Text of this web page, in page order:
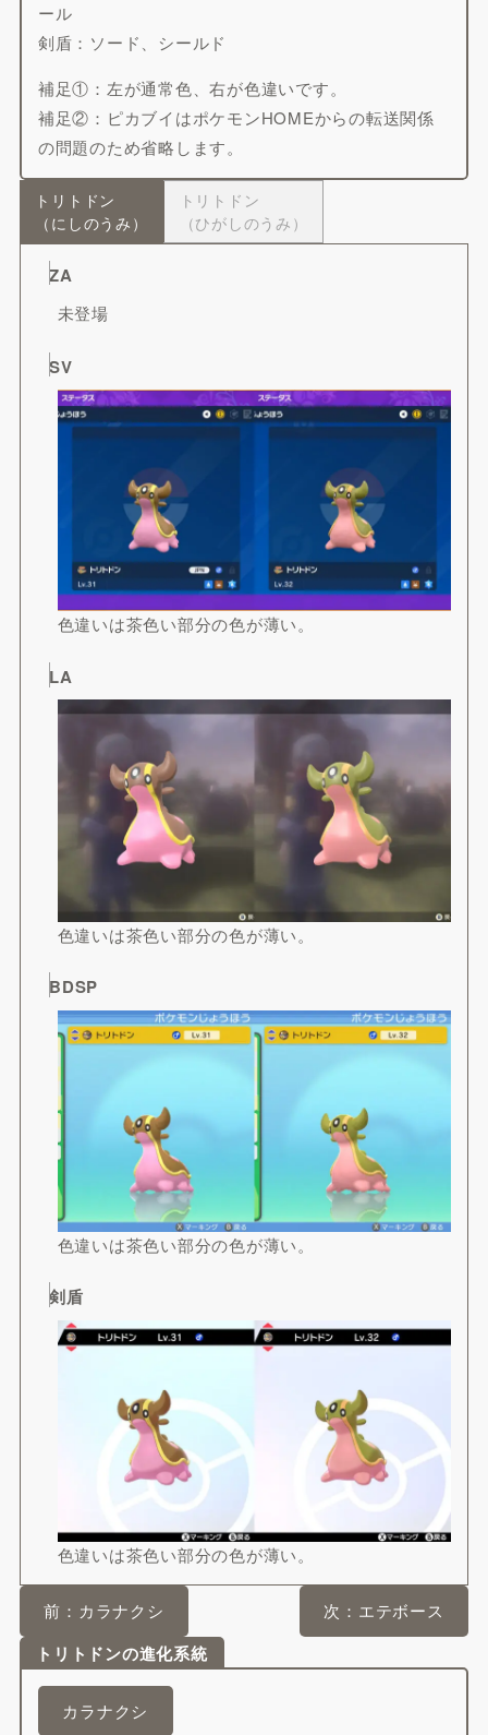
ール
剣盾：ソード、シールド
補足①：左が通常色、右が色違いです。
補足②：ピカブイはポケモンHOMEからの転送関係
の問題のため省略します。
トリトドン
（にしのうみ）
トリトドン
（ひがしのうみ）
ZA
未登場
SV
色違いは茶色い部分の色が薄い。
LA
色違いは茶色い部分の色が薄い。
BDSP
色違いは茶色い部分の色が薄い。
剣盾
色違いは茶色い部分の色が薄い。
前：カラナクシ 次：エテボース
トリトドンの進化系統
カラナクシ